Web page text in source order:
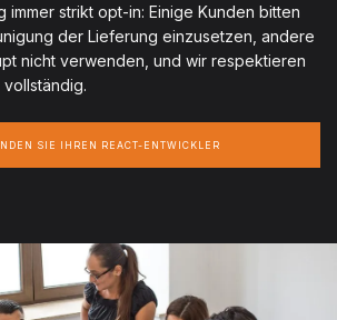
immer strikt opt-in: Einige Kunden bitten
der Lieferung einzusetzen, andere
nicht verwenden, und wir respektieren
SIE IHREN REACT-ENTWICKLER